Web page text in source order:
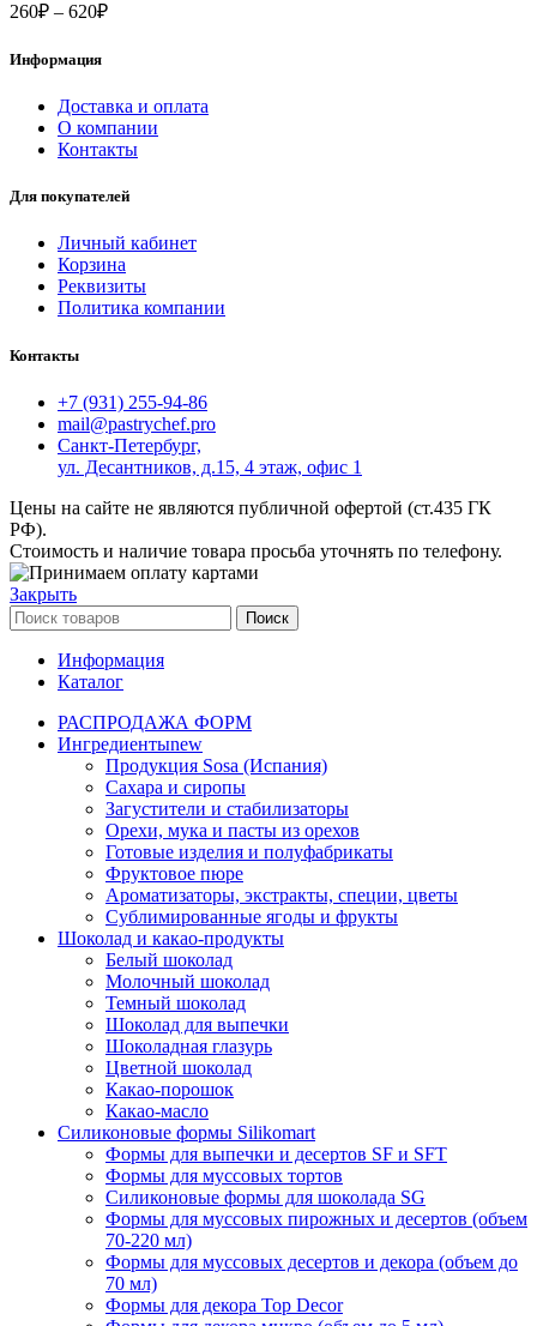
260₽ – 620₽Диапазон
620₽
Информация
Доставка и оплата
О компании
Контакты
Для покупателей
Личный кабинет
Корзина
Реквизиты
Политика компании
Контакты
+7 (931) 255-94-86
mail@pastrychef.pro
Санкт-Петербург,
ул. Десантников, д.15, 4 этаж, офис 1
Цены на сайте не являются публичной офертой (ст.435 ГК
РФ).
Стоимость и наличие товара просьба уточнять по телефону.
Закрыть
Поиск
Информация
Каталог
РАСПРОДАЖА ФОРМ
Ингредиентыnew
Продукция Sosa (Испания)
Сахара и сиропы
Загустители и стабилизаторы
Орехи, мука и пасты из орехов
Готовые изделия и полуфабрикаты
Фруктовое пюре
Ароматизаторы, экстракты, специи, цветы
Сублимированные ягоды и фрукты
Шоколад и какао-продукты
Белый шоколад
Молочный шоколад
Темный шоколад
Шоколад для выпечки
Шоколадная глазурь
Цветной шоколад
Какао-порошок
Какао-масло
Силиконовые формы Silikomart
Формы для выпечки и десертов SF и SFT
Формы для муссовых тортов
Силиконовые формы для шоколада SG
Формы для муссовых пирожных и десертов (объем
70-220 мл)
Формы для муссовых десертов и декора (объем до
70 мл)
Формы для декора Top Decor